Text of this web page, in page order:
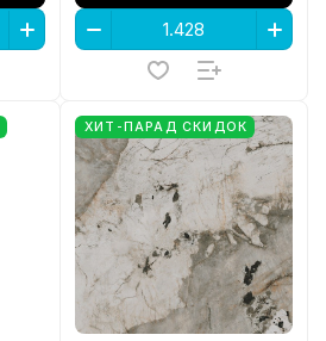
ХИТ-ПАРАД СКИДОК